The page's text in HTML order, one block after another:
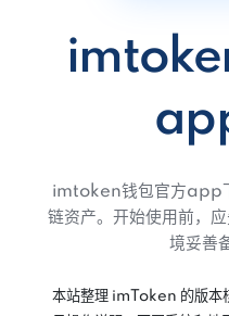
imtoken钱包官方app
链资产。开始使用前，
境妥善
本站整理 imToken 的版本